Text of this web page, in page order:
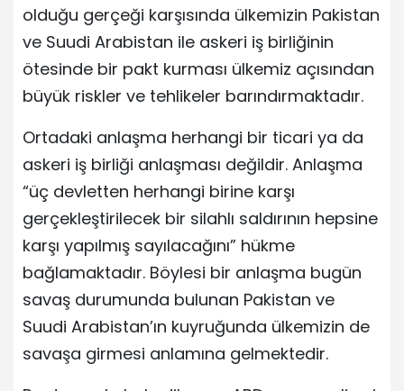
olduğu gerçeği karşısında ülkemizin Pakistan
ve Suudi Arabistan ile askeri iş birliğinin
ötesinde bir pakt kurması ülkemiz açısından
büyük riskler ve tehlikeler barındırmaktadır.
Ortadaki anlaşma herhangi bir ticari ya da
askeri iş birliği anlaşması değildir. Anlaşma
“üç devletten herhangi birine karşı
gerçekleştirilecek bir silahlı saldırının hepsine
karşı yapılmış sayılacağını” hükme
bağlamaktadır. Böylesi bir anlaşma bugün
savaş durumunda bulunan Pakistan ve
Suudi Arabistan’ın kuyruğunda ülkemizin de
savaşa girmesi anlamına gelmektedir.